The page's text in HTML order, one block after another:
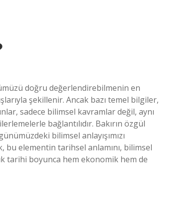
doğru değerlendirebilmenin en
şekillenir. Ancak bazı temel bilgiler,
sadece bilimsel kavramlar değil, aynı
bağlantılıdır. Bakırın özgül
bilimsel anlayışımızı
bu elementin tarihsel anlamını, bilimsel
tarihi boyunca hem ekonomik hem de